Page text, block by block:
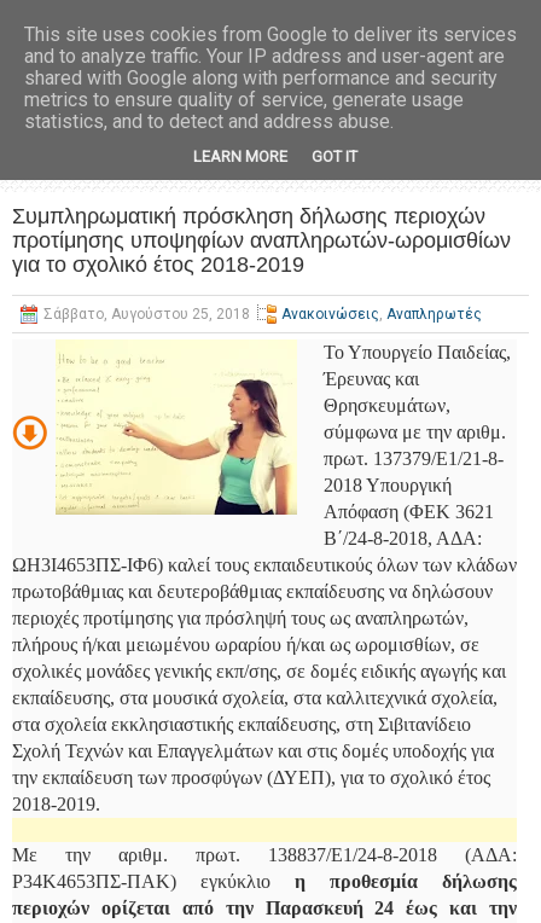
Συμπληρωματική πρόσκληση δήλωσης περιοχών
προτίμησης υποψηφίων αναπληρωτών-ωρομισθίων
για το σχολικό έτος 2018-2019
Σάββατο, Αυγούστου 25, 2018 Ανακοινώσεις, Αναπληρωτές
Το Υπουργείο Παιδείας,
Έρευνας και
Θρησκευμάτων,
σύμφωνα με την αριθμ.
πρωτ. 137379/Ε1/21-8-
2018 Υπουργική
Απόφαση (ΦΕΚ 3621
Β΄/24-8-2018, ΑΔΑ:
ΩΗ3Ι4653ΠΣ-ΙΦ6) καλεί τους εκπαιδευτικούς όλων των κλάδων
πρωτοβάθμιας και δευτεροβάθμιας εκπαίδευσης να δηλώσουν
περιοχές προτίμησης για πρόσληψή τους ως αναπληρωτών,
πλήρους ή/και μειωμένου ωραρίου ή/και ως ωρομισθίων, σε
σχολικές μονάδες γενικής εκπ/σης, σε δομές ειδικής αγωγής και
εκπαίδευσης, στα μουσικά σχολεία, στα καλλιτεχνικά σχολεία,
στα σχολεία εκκλησιαστικής εκπαίδευσης, στη Σιβιτανίδειο
Σχολή Τεχνών και Επαγγελμάτων και στις δομές υποδοχής για
την εκπαίδευση των προσφύγων (ΔΥΕΠ), για το σχολικό έτος
2018-2019.
Με την αριθμ. πρωτ. 138837/Ε1/24-8-2018 (ΑΔΑ:
Ρ34Κ4653ΠΣ-ΠΑΚ) εγκύκλιο η προθεσμία δήλωσης
περιοχών ορίζεται από την Παρασκευή 24 έως και την
This site uses cookies from Google to deliver its services
and to analyze traffic. Your IP address and user-agent are
shared with Google along with performance and security
metrics to ensure quality of service, generate usage
statistics, and to detect and address abuse.
LEARN MORE GOT IT